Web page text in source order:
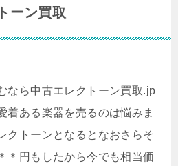
ーン買取
なら中古エレクトーン買取.jp
着ある楽器を売るのは悩みま
クトーンとなるとなおさらそ
＊円もしたから今でも相当価